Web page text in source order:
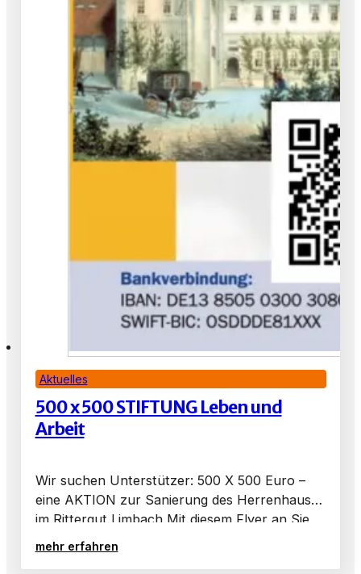
Aktuelles
500 x 500 STIFTUNG Leben und
Arbeit
Wir suchen Unterstützer: 500 X 500 Euro –
eine AKTION zur Sanierung des Herrenhauses
im Rittergut Limbach Mit diesem Flyer an Sie
möchten wir Sie einladen und bitten: Wir
gehen…
mehr erfahren